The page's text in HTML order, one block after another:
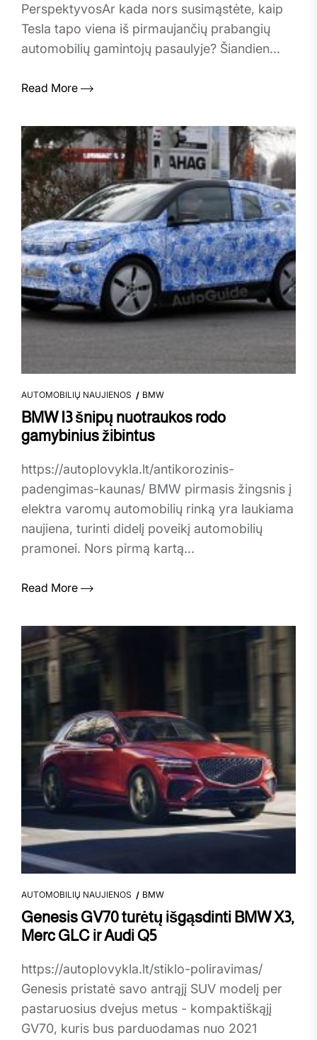
PerspektyvosAr kada nors susimąstėte, kaip
Tesla tapo viena iš pirmaujančių prabangių
automobilių gamintojų pasaulyje? Šiandien...
Read More
AUTOMOBILIŲ NAUJIENOS BMW
BMW I3 šnipų nuotraukos rodo
gamybinius žibintus
https://autoplovykla.lt/antikorozinis-
padengimas-kaunas/ BMW pirmasis žingsnis į
elektra varomų automobilių rinką yra laukiama
naujiena, turinti didelį poveikį automobilių
pramonei. Nors pirmą kartą...
Read More
AUTOMOBILIŲ NAUJIENOS BMW
Genesis GV70 turėtų išgąsdinti BMW X3,
Merc GLC ir Audi Q5
https://autoplovykla.lt/stiklo-poliravimas/
Genesis pristatė savo antrąjį SUV modelį per
pastaruosius dvejus metus - kompaktiškąjį
GV70, kuris bus parduodamas nuo 2021